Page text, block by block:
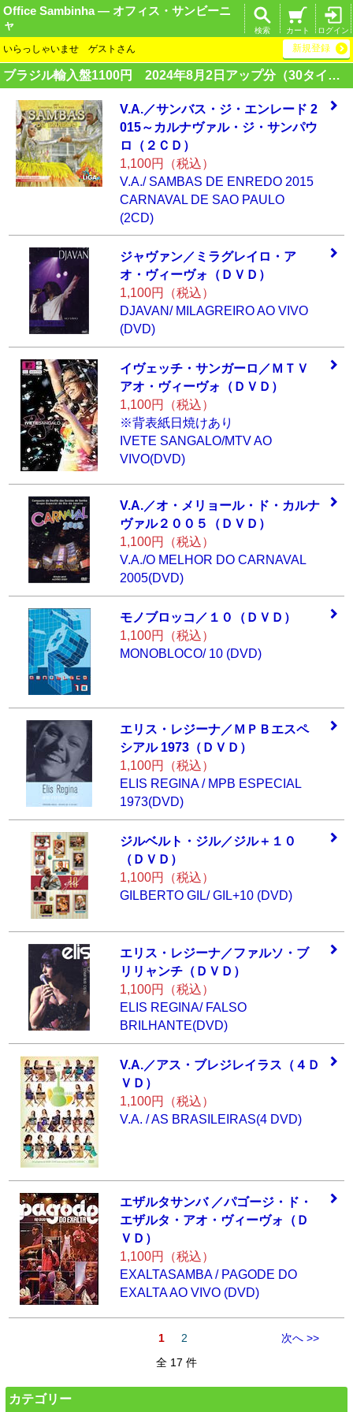
Office Sambinha ― オフィス・サンビーニ
ャ
ログイン
カート
検索
いらっしゃいませ ゲストさん 新規登録
ブラジル輸入盤1100円 2024年8月2日アップ分（30タイトル）
V.A.／サンバス・ ジ・エンレード 2
015～カルナヴァル・ジ・サンパウ
ロ （２ＣＤ）
1,100円（税込）
V.A./ SAMBAS DE ENREDO 2015
CARNAVAL DE SAO PAULO
(2CD)
ジャヴァン／ミラグレイロ・ア
オ・ ヴィーヴォ（ＤＶ Ｄ）
1,100円（税込）
DJAVAN/ MILAGREIRO AO VIVO
(DVD)
イヴェッチ・サンガーロ／ＭＴＶ
アオ・ヴィーヴォ（ ＤＶＤ）
1,100円（税込）
※背表紙日焼けあり
IVETE SANGALO/MTV AO
VIVO(DVD)
V.A.／オ・メリョ ール・ド・カルナ
ヴァル２００５（ ＤＶＤ）
1,100円（税込）
V.A./O MELHOR DO CARNAVAL
2005(DVD)
モノブロッコ／１ ０（ＤＶＤ）
1,100円（税込）
MONOBLOCO/ 10 (DVD)
エリス・レジーナ／ＭＰＢエスペ
シアル 1973（ＤＶＤ ）
1,100円（税込）
ELIS REGINA / MPB ESPECIAL
1973(DVD)
ジルベルト・ジル／ジル＋１０
（Ｄ ＶＤ）
1,100円（税込）
GILBERTO GIL/ GIL+10 (DVD)
エリス・レジーナ／ファルソ・ブ
リ リャンチ（ＤＶＤ ）
1,100円（税込）
ELIS REGINA/ FALSO
BRILHANTE(DVD)
V.A.／アス・ブレジレイラス（４Ｄ
ＶＤ）
1,100円（税込）
V.A. / AS BRASILEIRAS(4 DVD)
エザルタサンバ ／パゴージ・ド・
エザルタ・アオ・ヴィーヴォ（Ｄ
ＶＤ ）
1,100円（税込）
EXALTASAMBA / PAGODE DO
EXALTA AO VIVO (DVD)
1 2
次へ >>
全 17 件
カテゴリー